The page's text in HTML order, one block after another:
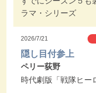
ラマ・シリーズ
2026/7/21
隠し目付参上
ペリー荻野
時代劇版「戦隊ヒー